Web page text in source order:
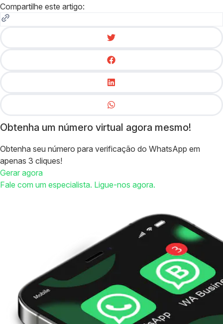
Compartilhe este artigo:
Obtenha um número virtual agora mesmo!
Obtenha seu número para verificação do WhatsApp em
apenas 3 cliques!
Gerar agora
Fale com um especialista. Ligue-nos agora.